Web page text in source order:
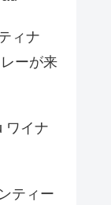
ィナ
ーが来
ワイナ
ティー